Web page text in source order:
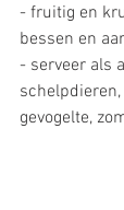
- fruitig en
bessen en
- serveer als
gevogelte,